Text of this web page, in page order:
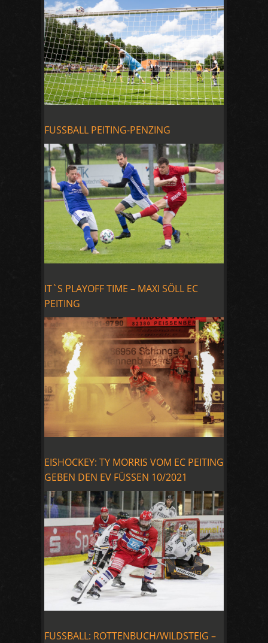
FUSSBALL PEITING-PENZING
IT`S PLAYOFF TIME – MAXI SÖLL EC
PEITING
EISHOCKEY: TY MORRIS VOM EC PEITING
GEBEN DEN EV FÜSSEN 10/2021
FUSSBALL: ROTTENBUCH/WILDSTEIG –